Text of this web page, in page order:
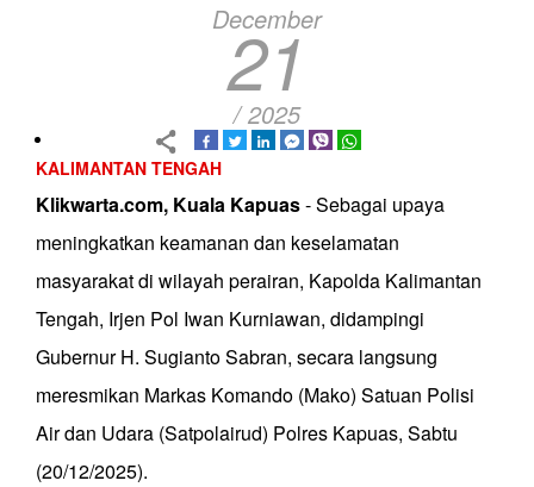
December
21
/ 2025
KALIMANTAN TENGAH
Klikwarta.com, Kuala Kapuas- Sebagai upaya
meningkatkan keamanan dan keselamatan
masyarakat di wilayah perairan, Kapolda Kalimantan
Tengah, Irjen Pol Iwan Kurniawan, didampingi
Gubernur H. Sugianto Sabran, secara langsung
meresmikan Markas Komando (Mako) Satuan Polisi
Air dan Udara (Satpolairud) Polres Kapuas, Sabtu
(20/12/2025).